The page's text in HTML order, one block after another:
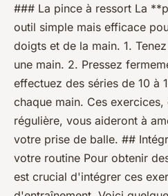
### La pince à ressort La
outil simple mais efficace
doigts et de la main. 1.
une main. 2. Pressez
effectuez des séries de 10 à
chaque main. Ces
régulière, vous aideront à
votre prise de balle. ##
votre routine Pour obtenir
est crucial d'intégrer ces